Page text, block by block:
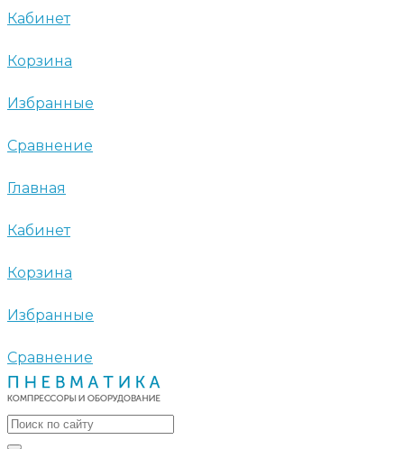
Кабинет
Корзина
Избранные
Сравнение
Главная
Кабинет
Корзина
Избранные
Сравнение